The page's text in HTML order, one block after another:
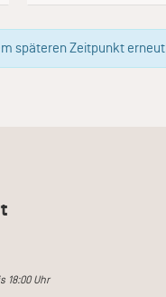
späteren Zeitpunkt erneut.
18:00 Uhr